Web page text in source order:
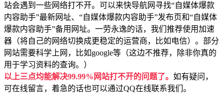
站会遇到一些网络打不开。可以来快导航网寻找“自媒体爆款
内容助手”最新网址、“自媒体爆款内容助手”发布页和“自媒体
爆款内容助手”备用网址。一劳永逸的话，我们推荐使用加速
器（将自己的网络切换成更稳定的运营商，比如电信）。部分
网站需要科学上网，比如google等（这边不推荐，除非你真的
用于学习资料的查询。）
以上三点均能解决99.99%网站打不开的问题了。 如有疑问，
可在线留言，着急的话也可以通过QQ在线联系我们。